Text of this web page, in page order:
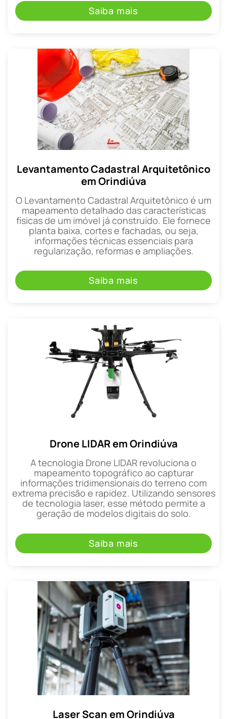
Saiba mais
Levantamento Cadastral Arquitetônico
em Orindiúva
O Levantamento Cadastral Arquitetônico é um
mapeamento detalhado das características
físicas de um imóvel já construído. Ele fornece
planta baixa, cortes e fachadas, ou seja,
informações técnicas essenciais para
regularização, reformas e ampliações.
Saiba mais
Drone LIDAR em Orindiúva
A tecnologia Drone LIDAR revoluciona o
mapeamento topográfico ao capturar
informações tridimensionais do terreno com
extrema precisão e rapidez. Utilizando sensores
de tecnologia laser, esse método permite a
geração de modelos digitais do solo.
Saiba mais
Laser Scan em Orindiúva